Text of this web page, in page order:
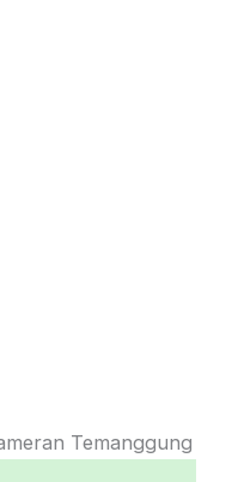
Temanggung